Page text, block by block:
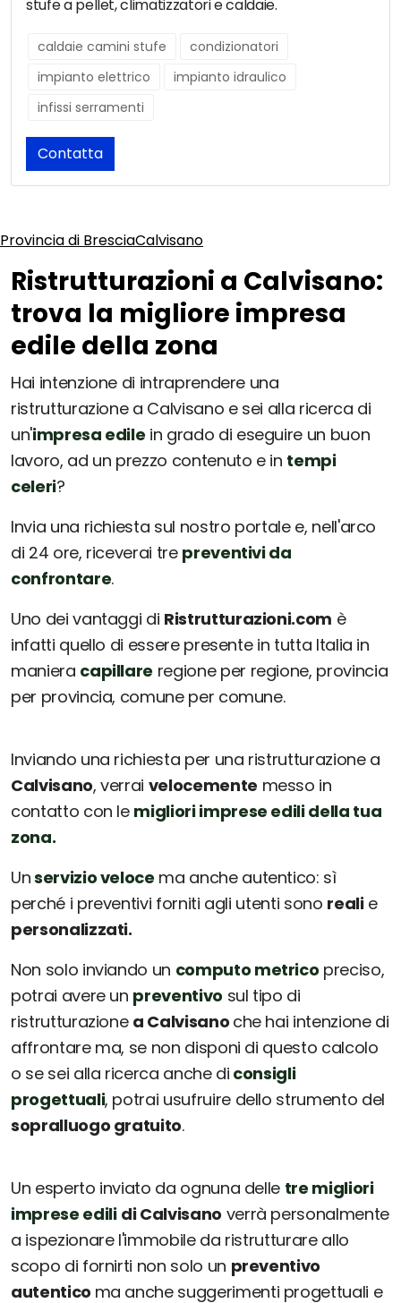
stufe a pellet, climatizzatori e caldaie.
caldaie camini stufe
condizionatori
impianto elettrico
impianto idraulico
infissi serramenti
Contatta
Provincia di BresciaCalvisano
Ristrutturazioni a Calvisano:
trova la migliore impresa
edile della zona
Hai intenzione di intraprendere una
ristrutturazione a Calvisano e sei alla ricerca di
un'impresa edile in grado di eseguire un buon
lavoro, ad un prezzo contenuto e in tempi
celeri?
Invia una richiesta sul nostro portale e, nell'arco
di 24 ore, riceverai tre preventivi da
confrontare.
Uno dei vantaggi di Ristrutturazioni.com è
infatti quello di essere presente in tutta Italia in
maniera capillare regione per regione, provincia
per provincia, comune per comune.
Inviando una richiesta per una ristrutturazione a
Calvisano, verrai velocemente messo in
contatto con le migliori imprese edili della tua
zona.
Unservizio veloce ma anche autentico: sì
perché i preventivi forniti agli utenti sono realie
personalizzati.
Non solo inviando un computo metrico preciso,
potrai avere un preventivo sul tipo di
ristrutturazione a Calvisano che hai intenzione di
affrontare ma, se non disponi di questo calcolo
o se sei alla ricerca anche di consigli
progettuali, potrai usufruire dello strumento del
sopralluogo gratuito.
Un esperto inviato da ognuna delle tre migliori
imprese edili di Calvisano verrà personalmente
a ispezionare l'immobile da ristrutturare allo
scopo di fornirti non solo un preventivo
autentico ma anche suggerimenti progettuali e